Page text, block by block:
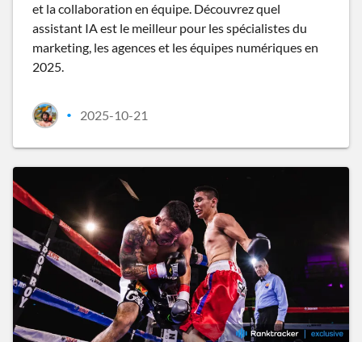
et la collaboration en équipe. Découvrez quel
assistant IA est le meilleur pour les spécialistes du
marketing, les agences et les équipes numériques en
2025.
• 2025-10-21